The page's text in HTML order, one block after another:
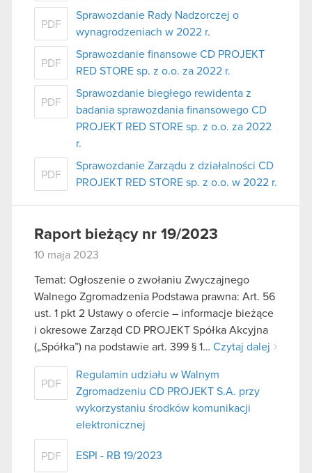
PDF
Sprawozdanie Rady Nadzorczej o
wynagrodzeniach w 2022 r.
PDF
Sprawozdanie finansowe CD PROJEKT
RED STORE sp. z o.o. za 2022 r.
PDF
Sprawozdanie biegłego rewidenta z
badania sprawozdania finansowego CD
PROJEKT RED STORE sp. z o.o. za 2022
r.
PDF
Sprawozdanie Zarządu z działalności CD
PROJEKT RED STORE sp. z o.o. w 2022 r.
Raport bieżący nr 19/2023
10 maja 2023
Temat: Ogłoszenie o zwołaniu Zwyczajnego
Walnego Zgromadzenia Podstawa prawna: Art. 56
ust. 1 pkt 2 Ustawy o ofercie – informacje bieżące
i okresowe Zarząd CD PROJEKT Spółka Akcyjna
(„Spółka”) na podstawie art. 399 § 1… Czytaj dalej
PDF
Regulamin udziału w Walnym
Zgromadzeniu CD PROJEKT S.A. przy
wykorzystaniu środków komunikacji
elektronicznej
PDF ESPI - RB 19/2023